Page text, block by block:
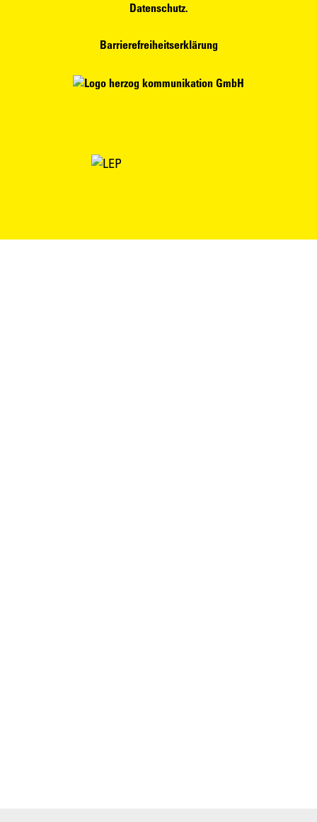
Datenschutz.
Barrierefreiheitserklärung